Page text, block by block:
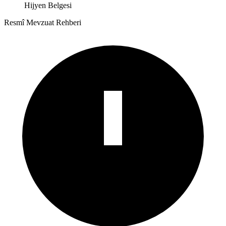
Hijyen Belgesi
Resmî Mevzuat Rehberi